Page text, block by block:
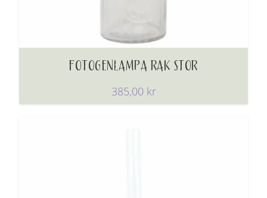
FOTOGENLAMPA RAK STOR
385,00 kr